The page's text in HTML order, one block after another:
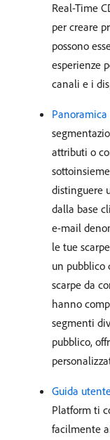
Real-Time
per creare
possono
esperienze
canali e i
attributi o
distinguere
dalla base
e-mail
le tue
un
scarpe da
hanno
segmenti
pubblico,
Guida
Platform ti
facilmente